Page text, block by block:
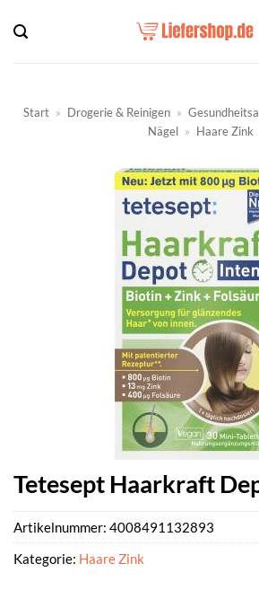
Inhalt
springen
Start » Drogerie & Reinigen »
Nägel » Haare Zink
Tetesept Haarkraft
Artikelnummer: 4008491132893
Kategorie: Haare Zink